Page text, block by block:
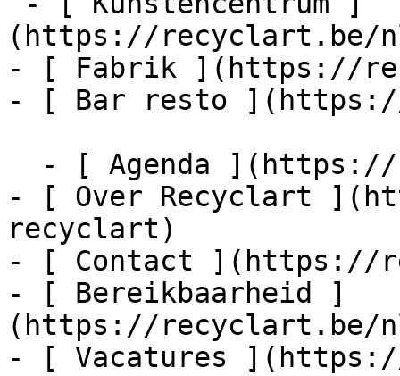
(https://recyclart.be/
- [ Fabrik ](https://
- [ Bar resto
- [ Over Recyclart
recyclart)
- [ Contact ](https://
- [ Bereikbaarheid ]
(https://recyclart.be/
- [ Vacatures